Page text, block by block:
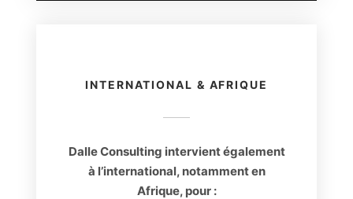
INTERNATIONAL & AFRIQUE
Dalle Consulting intervient également
à l’international, notamment en
Afrique, pour :